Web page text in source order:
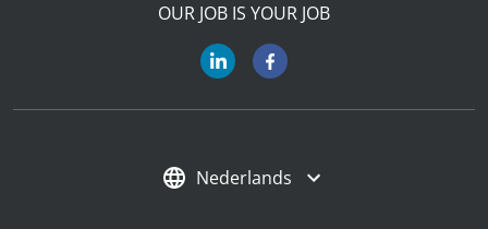
OUR JOB IS YOUR JOB
Nederlands